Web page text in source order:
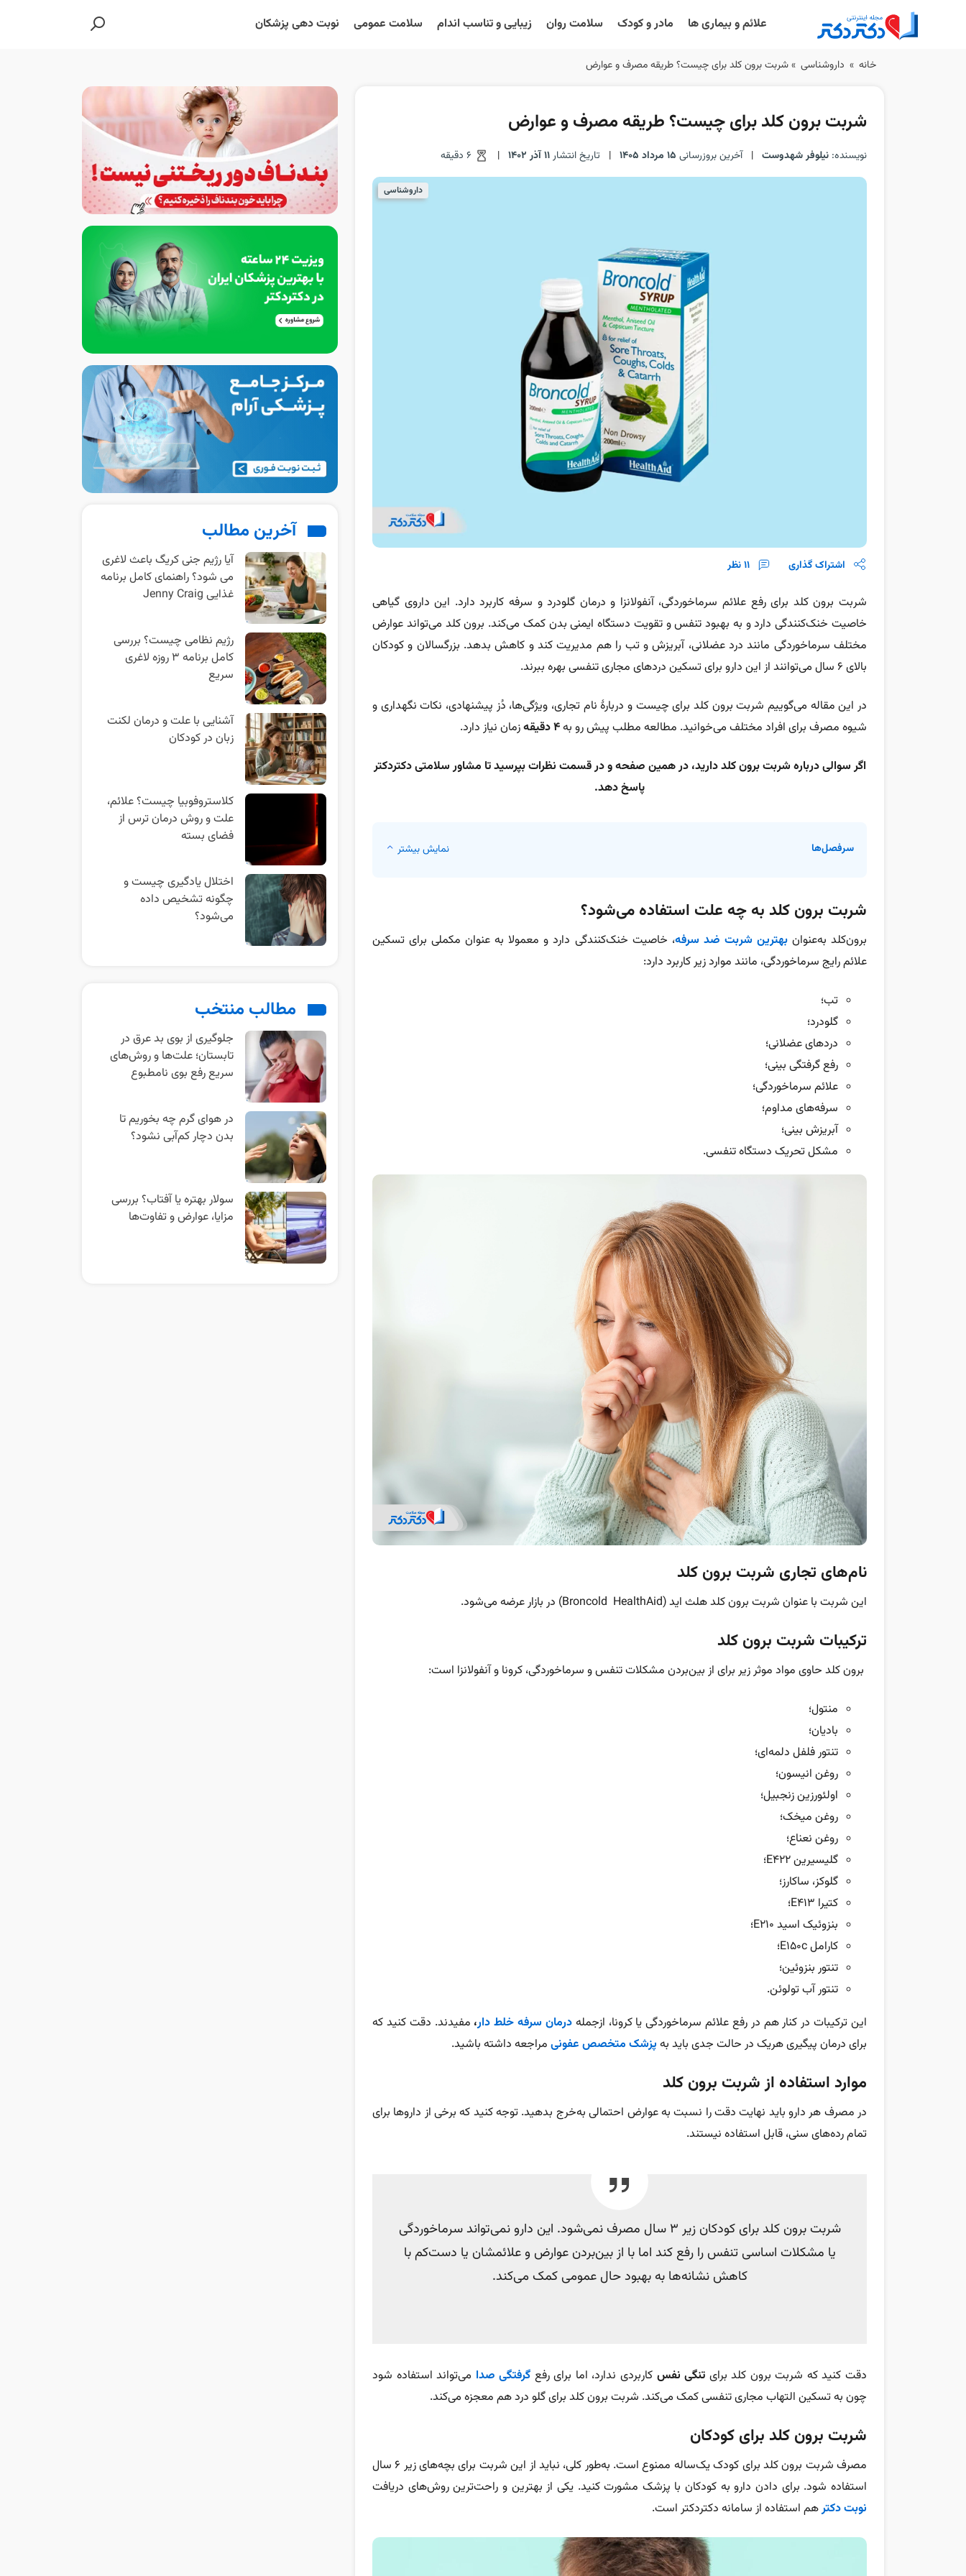
علائم و بیماری ها مادر و کودک سلامت روان زیبایی و تناسب اندام سلامت عمومی نوبت دهی پزشکان
خانه » داروشناسی »شربت برون کلد برای چیست؟ طریقه مصرف و عوارض
شربت برون کلد برای چیست؟ طریقه مصرف و عوارض
نویسنده: نیلوفر شهدوست | آخرین بروزرسانی 15 مرداد 1405 | تاریخ انتشار11 آذر 1402 |
داروشناسی
اشتراک گذاری 11نظر
شربت برون کلد برای رفع علائم سرماخوردگی، آنفولانزا و درمان گلودرد و سرفه کاربرد دارد. این داروی گیاهی
خاصیت خنک‌‌کنندگی دارد و به بهبود تنفس و تقویت دستگاه ایمنی بدن کمک می‌کند. برون کلد می‌تواند عوارض
مختلف سرماخوردگی مانند درد عضلانی، آبریزش و تب را هم مدیریت کند و کاهش بدهد. بزرگسالان و کودکان
بالای ۶ سال می‌توانند از این دارو برای تسکین دردهای مجاری تنفسی بهره ببرند.
در این مقاله می‌گوییم شربت برون کلد برای چیست و دربارۀ نام تجاری، ویژگی‌ها، دُز پیشنهادی، نکات نگهداری و
شیوه مصرف برای افراد مختلف می‌خوانید. مطالعه مطلب پیش رو به۴ دقیقه زمان نیاز دارد.
اگر سوالی درباره شربت برون کلد دارید، در همین صفحه و در قسمت نظرات بپرسید تا مشاور سلامتی دکتردکتر
پاسخ دهد.
سرفصل‌ها نمایش بیشتر
شربت برون کلد به چه علت استفاده می‌شود؟
برون‌کلد به‌عنوان بهترین شربت ضد سرفه، خاصیت خنک‌کنندگی دارد و معمولا به عنوان مکملی برای تسکین
علائم رایج سرماخوردگی، مانند موارد زیر کاربرد دارد:
تب؛
گلودرد؛
دردهای عضلانی؛
رفع گرفتگی بینی؛
علائم سرماخوردگی؛
سرفه‌های مداوم؛
آبریزش بینی؛
مشکل تحریک دستگاه تنفسی.
نام‌های تجاری شربت برون کلد
این شربت با عنوان شربت برون کلد هلث اید (Broncold HealthAid) در بازار عرضه می‌شود.
ترکیبات شربت برون کلد
برون کلد حاوی مواد موثر زیر برای از بین‌بردن مشکلات تنفس و سرماخوردگی، کرونا و آنفولانزا است:
منتول؛
بادیان؛
تنتور فلفل دلمه‌ای؛
روغن انیسون؛
اولئورزین زنجبیل؛
روغن میخک؛
روغن نعناع؛
​​گلیسیرین E422؛
گلوکز، ساکارز؛
کتیرا E413؛
بنزوئیک اسید E210؛
کارامل E150c؛
تنتور بنزوئین؛
تنتور آب تولوئن.
این ترکیبات در کنار هم در رفع علائم سرماخوردگی یا کرونا، از‌جملهدرمان سرفه خلط دار، مفیدند. دقت کنید که
برای درمان پیگیری هریک در حالت جدی باید به پزشک متخصص عفونی مراجعه داشته باشید.
موارد استفاده از شربت برون کلد
در مصرف هر دارو باید نهایت دقت را نسبت به عوارض احتمالی به‌خرج بدهید. توجه کنید که برخی از داروها برای
تمام رده‌های سنی، قابل‌ استفاده نیستند.
شربت برون کلد برای کودکان زیر ۳ سال مصرف نمی‌شود. این دارو نمی‌تواند سرماخوردگی
یا مشکلات اساسی تنفس را رفع کند اما با از بین‌بردن عوارض و علائمشان یا دست‌کم با
کاهش نشانه‌ها به بهبود حال عمومی کمک می‌کند.
دقت کنید که شربت برون کلد برای تنگی نفس کاربردی ندارد، اما برای رفع گرفتگی صدا می‌تواند استفاده شود
چون به تسکین التهاب مجاری تنفسی کمک می‌کند. شربت برون کلد برای گلو درد هم معجزه می‌کند.
شربت برون کلد برای کودکان
مصرف شربت برون کلد برای کودک یک‌ساله ممنوع است. به‌طور کلی، نباید از این شربت برای بچه‌های زیر ۶ سال
استفاده شود. برای دادن دارو به کودکان با پزشک مشورت کنید. یکی از بهترین و راحت‌ترین روش‌های دریافت
نوبت دکترهم استفاده از سامانه دکتردکتر است.
آخرین مطالب
آیا رژیم جنی کریگ باعث لاغری
می شود؟ راهنمای کامل برنامه
غذایی Jenny Craig
رژیم نظامی چیست؟ بررسی
کامل برنامه ۳ روزه لاغری
سریع
آشنایی با علت و درمان لکنت
زبان در کودکان
کلاستروفوبیا چیست؟ علائم،
علت و روش درمان ترس از
فضای بسته
اختلال یادگیری چیست و
چگونه تشخیص داده
می‌شود؟
مطالب منتخب
جلوگیری از بوی بد عرق در
تابستان؛ علت‌ها و روش‌های
سریع رفع بوی نامطبوع
در هوای گرم چه بخوریم تا
بدن دچار کم‌آبی نشود؟
سولار بهتره یا آفتاب؟ بررسی
مزایا، عوارض و تفاوت‌ها